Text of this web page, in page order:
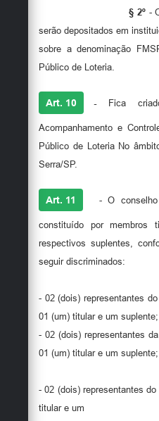
§ 2º-
serão depositados em
sobre a denominação
Público de Loteria.
Art. 10 -Fica
Acompanhamento e
Público de Loteria No
Serra/SP.
Art. 11 - O
constituído por membros
respectivos suplentes,
seguir discriminados:
- 02 (dois) representantes
01 (um) titular e um suplente;
- 02 (dois) representantes
01 (um) titular e um suplente;
- 02 (dois) representantes
titular e um